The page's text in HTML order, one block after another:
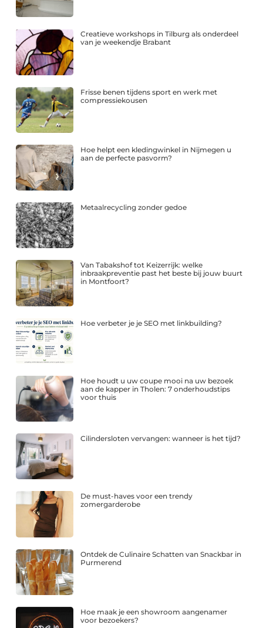
Creatieve workshops in Tilburg als onderdeel
van je weekendje Brabant
Frisse benen tijdens sport en werk met
compressiekousen
Hoe helpt een kledingwinkel in Nijmegen u
aan de perfecte pasvorm?
Metaalrecycling zonder gedoe
Van Tabakshof tot Keizerrijk: welke
inbraakpreventie past het beste bij jouw buurt
in Montfoort?
Hoe verbeter je je SEO met linkbuilding?
Hoe houdt u uw coupe mooi na uw bezoek
aan de kapper in Tholen: 7 onderhoudstips
voor thuis
Cilindersloten vervangen: wanneer is het tijd?
De must-haves voor een trendy
zomergarderobe
Ontdek de Culinaire Schatten van Snackbar in
Purmerend
Hoe maak je een showroom aangenamer
voor bezoekers?